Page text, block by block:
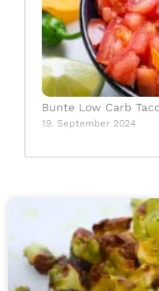
Bunte Low Carb
19. September 2024